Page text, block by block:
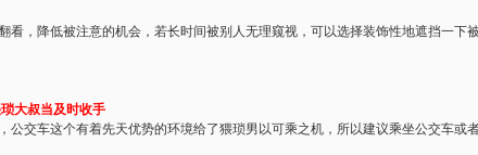
，降低被注意的机会，若长时间被别人无理窥视，可以选择装饰性地遮挡一下
大叔当及时收手
交车这个有着先天优势的环境给了猥琐男以可乘之机，所以建议乘坐公交车或